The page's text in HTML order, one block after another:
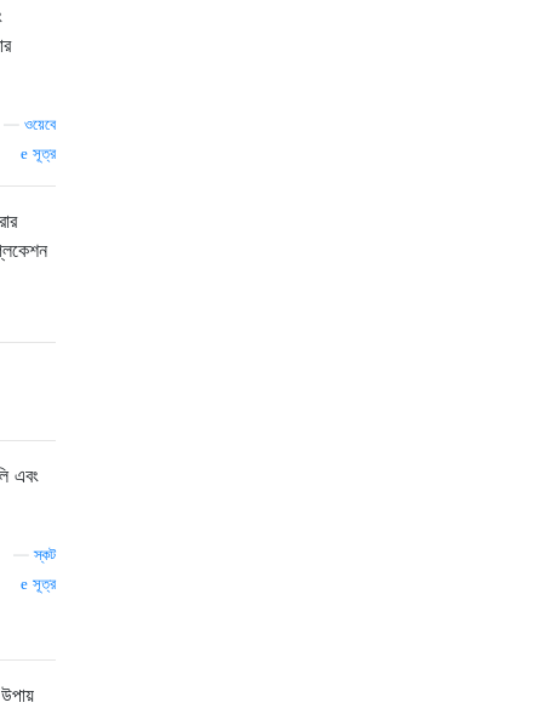
ওয়েবে
সূত্র
এবং
—স্কট
সূত্র